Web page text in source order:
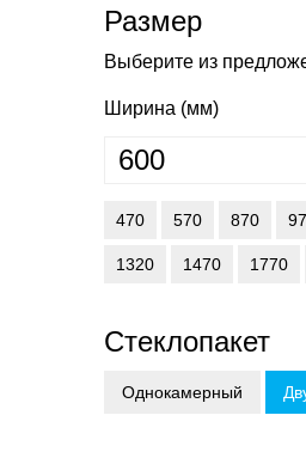
Размер
Выберите из
Ширина (мм)
470 570 870
1320 1470 1770
Стеклопакет
Однокамерный